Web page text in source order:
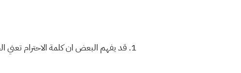
1. قد يفهم البعض ان كلمة الاحترام تعني